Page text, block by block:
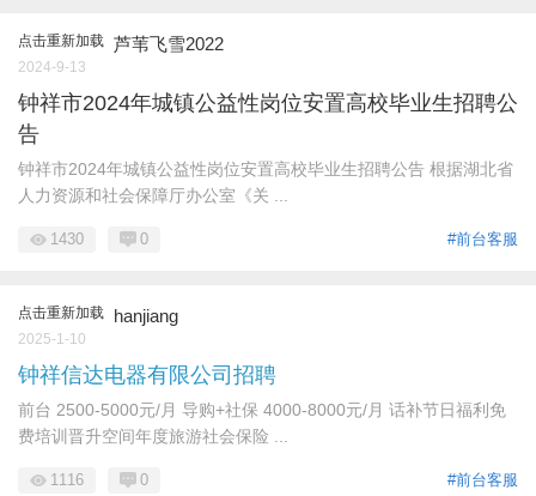
点击重新加载 芦苇飞雪2022
2024-9-13
钟祥市2024年城镇公益性岗位安置高校毕业生招聘公
告
钟祥市2024年城镇公益性岗位安置高校毕业生招聘公告 根据湖北省
人力资源和社会保障厅办公室《关 ...
#前台客服
1430 0
点击重新加载 hanjiang
2025-1-10
钟祥信达电器有限公司招聘
前台 2500-5000元/月 导购+社保 4000-8000元/月 话补节日福利免
费培训晋升空间年度旅游社会保险 ...
#前台客服
1116 0